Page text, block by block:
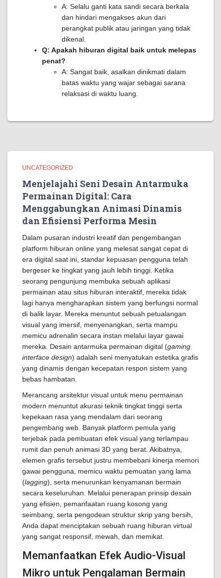
A: Selalu ganti kata sandi secara berkala
dan hindari mengakses akun dari
perangkat publik atau jaringan yang tidak
dikenal.
Q: Apakah hiburan digital baik untuk melepas
penat?
A: Sangat baik, asalkan dinikmati dalam
batas waktu yang wajar sebagai sarana
relaksasi di waktu luang.
UNCATEGORIZED
Menjelajahi Seni Desain Antarmuka
Permainan Digital: Cara
Menggabungkan Animasi Dinamis
dan Efisiensi Performa Mesin
Dalam pusaran industri kreatif dan pengembangan
platform hiburan online yang melesat sangat cepat di
era digital saat ini, standar kepuasan pengguna telah
bergeser ke tingkat yang jauh lebih tinggi. Ketika
seorang pengunjung membuka sebuah aplikasi
permainan atau situs hiburan interaktif, mereka tidak
lagi hanya mengharapkan sistem yang berfungsi normal
di balik layar. Mereka menuntut sebuah petualangan
visual yang imersif, menyenangkan, serta mampu
memicu adrenalin secara instan melalui layar gawai
mereka. Desain antarmuka permainan digital (gaming
interface design) adalah seni menyatukan estetika grafis
yang dinamis dengan kecepatan respon sistem yang
bebas hambatan.
Merancang arsitektur visual untuk menu permainan
modern menuntut akurasi teknik tingkat tinggi serta
kepekaan rasa yang mendalam dari seorang
pengembang web. Banyak platform pemula yang
terjebak pada pembuatan efek visual yang terlampau
rumit dan penuh animasi 3D yang berat. Akibatnya,
elemen grafis tersebut justru membebani kinerja memori
gawai pengguna, memicu waktu pemuatan yang lama
(lagging), serta menurunkan kenyamanan bermain
secara keseluruhan. Melalui penerapan prinsip desain
yang efisien, pemanfaatan ruang kosong yang
seimbang, serta pengodean struktur skrip yang bersih,
Anda dapat menciptakan sebuah ruang hiburan virtual
yang sangat responsif, mewah, dan memikat.
Memanfaatkan Efek Audio-Visual
Mikro untuk Pengalaman Bermain